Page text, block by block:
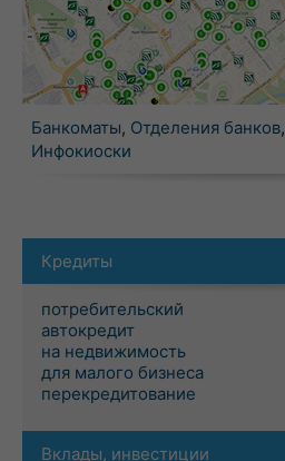
Банкоматы, Отделения банков,
Инфокиоски
Кредиты
потребительский
автокредит
на недвижимость
для малого бизнеса
перекредитование
Вклады, инвестиции